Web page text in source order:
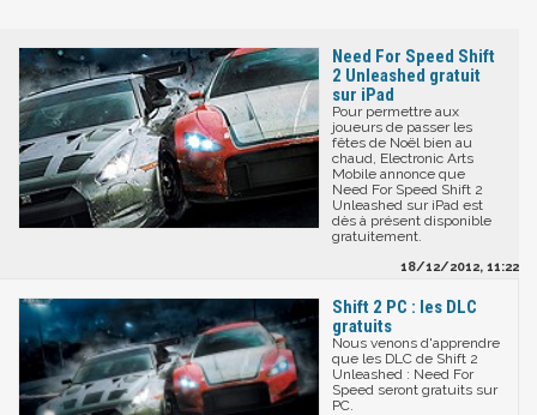
Need For Speed Shift
2 Unleashed gratuit
sur iPad
Pour permettre aux
joueurs de passer les
fêtes de Noël bien au
chaud, Electronic Arts
Mobile annonce que
Need For Speed Shift 2
Unleashed sur iPad est
dès à présent disponible
gratuitement.
18/12/2012, 11:22
Shift 2 PC : les DLC
gratuits
Nous venons d'apprendre
que les DLC de Shift 2
Unleashed : Need For
Speed seront gratuits sur
PC.